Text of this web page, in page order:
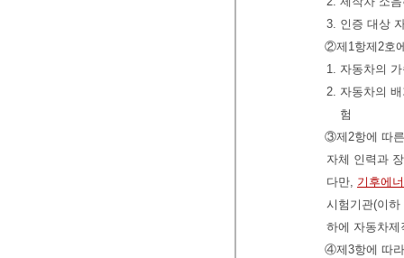
3. 인증 대상
②제1항제2호
1. 자동차의
2. 자동차의
험
③제2항에 따
자체 인력과
다만, 기후에
시험기관(이
하에 자동차
④제3항에 따